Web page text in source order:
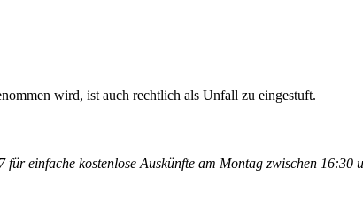
wird, ist auch rechtlich als Unfall zu eingestuft.
einfache kostenlose Auskünfte am Montag zwischen 16:30